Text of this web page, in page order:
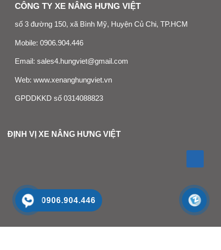
0906.904.446
CÔNG TY XE NÂNG HƯNG VIỆT
số 3 đường 150, xã Bình Mỹ, Huyện Củ Chi, TP.HCM
Mobile: 0906.904.446
Email: sales4.hungviet@gmail.com
Web: www.xenanghungviet.vn
GPDDKKD số 0314088823
ĐỊNH VỊ XE NÂNG HƯNG VIỆT